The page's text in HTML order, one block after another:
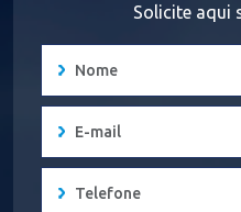
Solicite aqui